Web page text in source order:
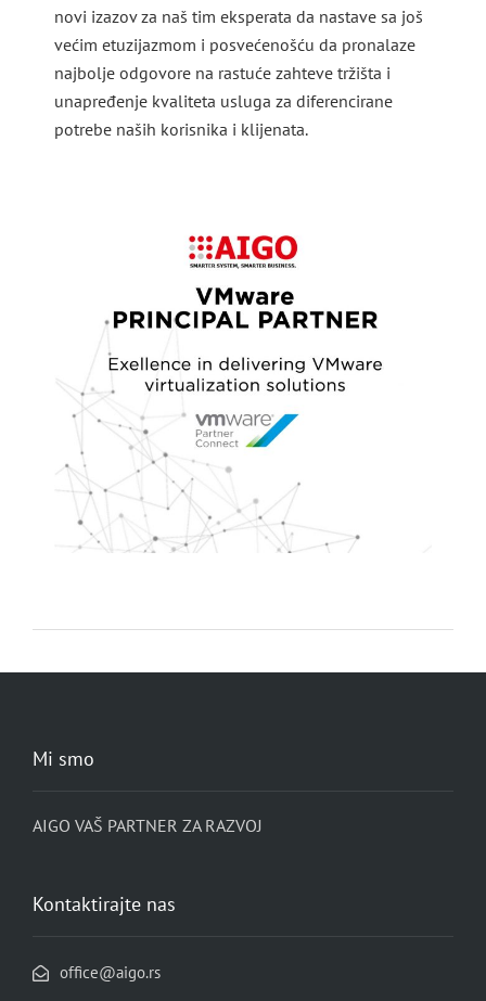
novi izazov za naš tim eksperata da nastave sa još
većim etuzijazmom i posvećenošću da pronalaze
najbolje odgovore na rastuće zahteve tržišta i
unapređenje kvaliteta usluga za diferencirane
potrebe naših korisnika i klijenata.
Mi smo
AIGO VAŠ PARTNER ZA RAZVOJ
Kontaktirajte nas
office@aigo.rs